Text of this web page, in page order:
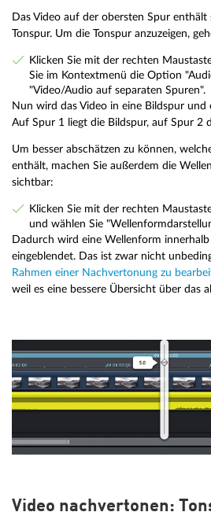
Das Video auf der obersten Spur
Tonspur. Um die Tonspur anzuzeigen,
Klicken Sie mit der rechten
Sie im Kontextmenü die Option
"Video/Audio auf separaten Spuren".
Nun wird das Video in eine Bildspur und
Auf Spur 1 liegt die Bildspur, auf Spur 2
Um besser abschätzen zu können,
enthält, machen Sie außerdem die
sichtbar:
Klicken Sie mit der rechten
und wählen Sie
Dadurch wird eine Wellenform
eingeblendet. Das ist zwar nicht
Rahmen einer Nachvertonung zu
weil es eine bessere Übersicht über das
Video nachvertonen: